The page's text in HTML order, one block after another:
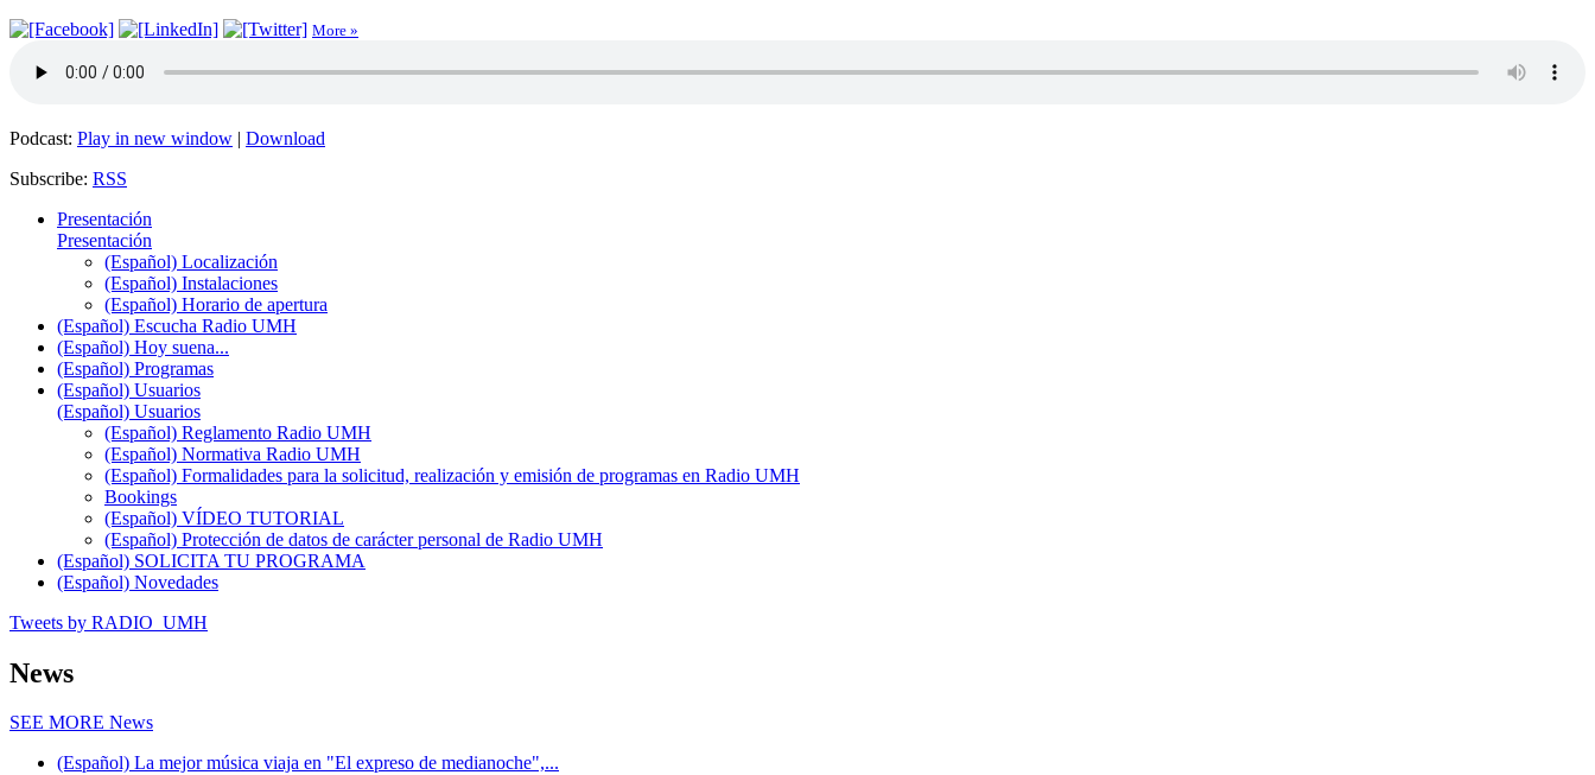
More »
Podcast: Play in new window | Download
Subscribe: RSS
Presentación
Presentación
(Español) Localización
(Español) Instalaciones
(Español) Horario de apertura
(Español) Escucha Radio UMH
(Español) Hoy suena...
(Español) Programas
(Español) Usuarios
(Español) Usuarios
(Español) Reglamento Radio UMH
(Español) Normativa Radio UMH
(Español) Formalidades para la solicitud, realización y emisión de programas en Radio UMH
Bookings
(Español) VÍDEO TUTORIAL
(Español) Protección de datos de carácter personal de Radio UMH
(Español) SOLICITA TU PROGRAMA
(Español) Novedades
Tweets by RADIO_UMH
News
SEE MORE News
(Español) La mejor música viaja en "El expreso de medianoche",...